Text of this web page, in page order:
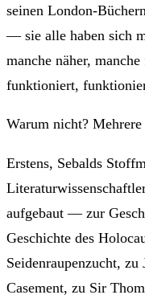
seinen London-
— sie alle haben sich
manche näher,
funktioniert,
Warum nicht? Mehrere
Erstens, Sebalds
aufgebaut — zur
Geschichte des
Seidenraupen­zucht,
Casement, zu Sir